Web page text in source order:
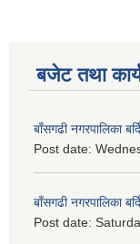
बजेट तथा
बाँसगढी नगरपालिका
Post date:
बाँसगढी नगरपालिका
Post date: